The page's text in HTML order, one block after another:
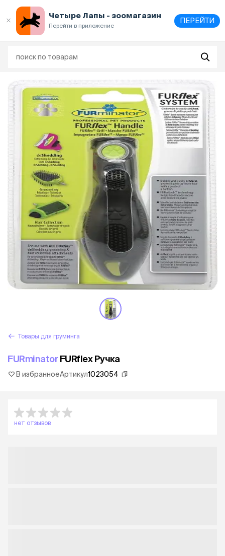
Четыре Лапы - зоомагазин
Перейти в приложение
ПЕРЕЙТИ
Товары для груминга
FURminatorFURflex Ручка
В избранноеАртикул1023054
нет отзывов